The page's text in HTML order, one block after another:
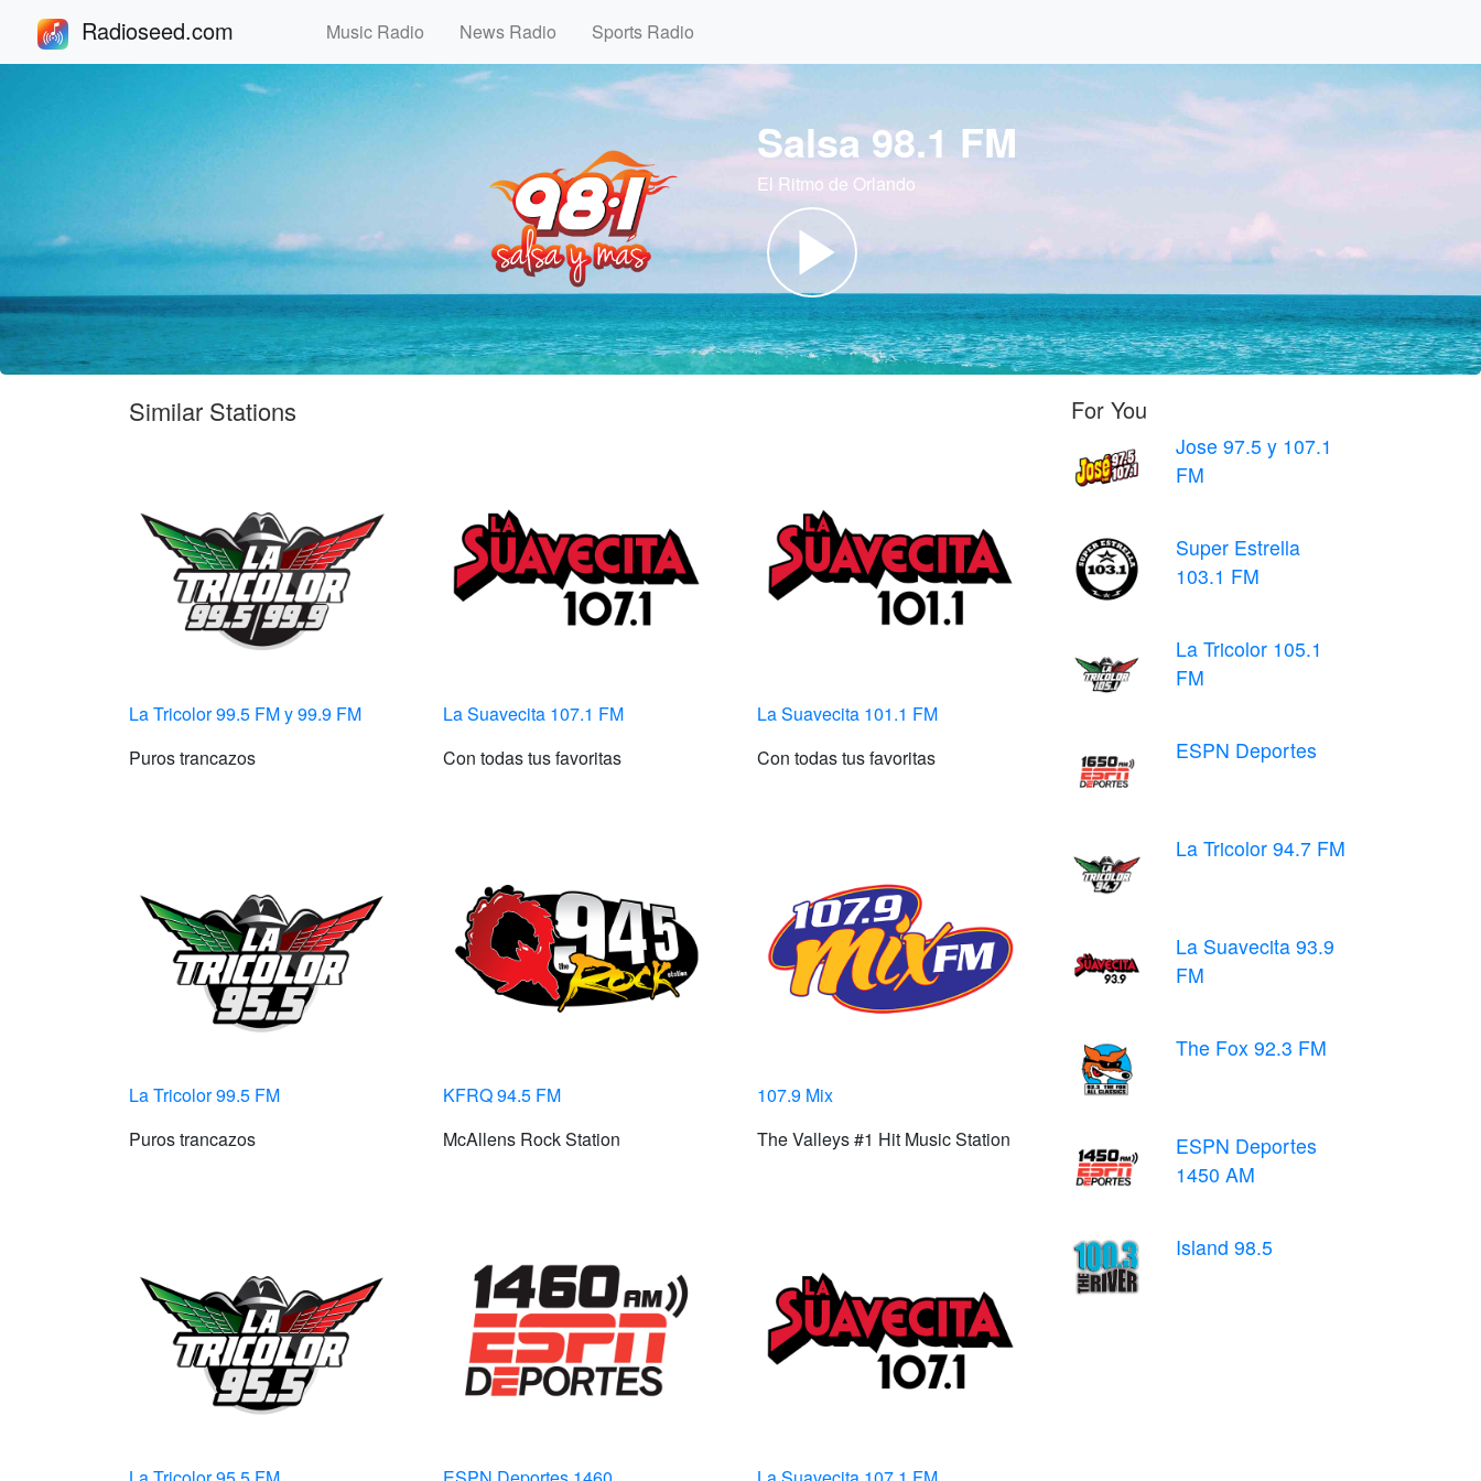
Radioseed.com Music Radio News Radio Sports Radio
Salsa 98.1 FM
El Ritmo de Orlando
Similar Stations
La Tricolor 99.5 FM y 99.9 FM
Puros trancazos
La Suavecita 107.1 FM
Con todas tus favoritas
La Suavecita 101.1 FM
Con todas tus favoritas
La Tricolor 99.5 FM
Puros trancazos
KFRQ 94.5 FM
McAllens Rock Station
107.9 Mix
The Valleys #1 Hit Music Station
For You
Jose 97.5 y 107.1
FM
Super Estrella
103.1 FM
La Tricolor 105.1
FM
ESPN Deportes
La Tricolor 94.7 FM
La Suavecita 93.9
FM
The Fox 92.3 FM
ESPN Deportes
1450 AM
Island 98.5